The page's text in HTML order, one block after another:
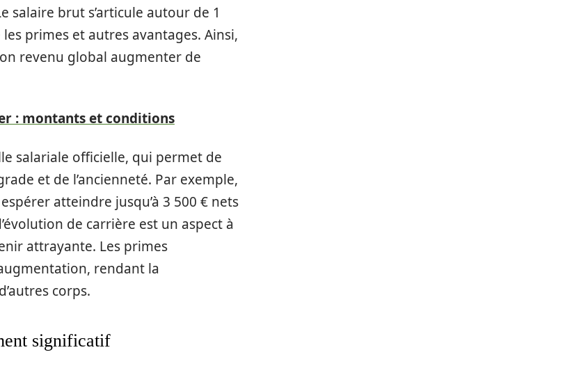
salaire brut s’articule autour de 1
primes et autres avantages. Ainsi,
revenu global augmenter de
: montants et conditions
salariale officielle, qui permet de
et de l’ancienneté. Par exemple,
atteindre jusqu’à 3 500 € nets
de carrière est un aspect à
attrayante. Les primes
rendant la
corps.
significatif